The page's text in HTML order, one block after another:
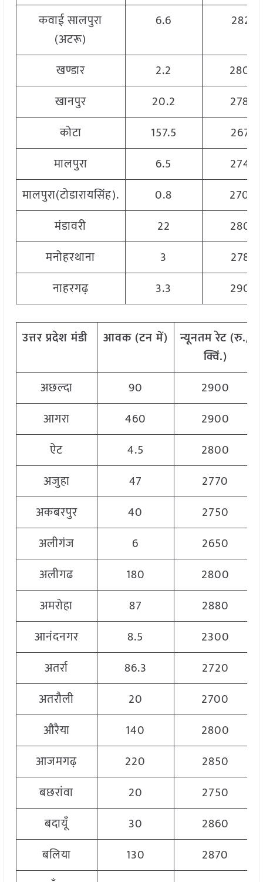
कवाई सालपुरा
(अटरू)
6.6 2821
खण्डार 2.2
2800
खानपुर
20.2
2780
कोटा
157.5
2675
मालपुरा
6.5
2745
मालपुरा(टोडारायसिंह).
0.8
2700
मंडावरी
22
2805
मनोहरथाना
3
2785
नाहरगढ़
3.3 2905
उत्तरप्रदेशमंडी आवक(टनमें) न्यूनतमरेट(रु./
क्विं.)
अछल्दा 90
2900
आगरा
460
2900
ऐट
4.5
2800
अजुहा
47
2770
अकबरपुर
40
2750
अलीगंज
6
2650
अलीगढ
180
2800
अमरोहा
87
2880
आनंदनगर
8.5
2300
अतर्रा
86.3
2720
अतरौली
20
2700
औरैया
140
2800
आजमगढ़
220
2850
बछरांवा
20
2750
बदायूँ
30
2860
बलिया
130
2870